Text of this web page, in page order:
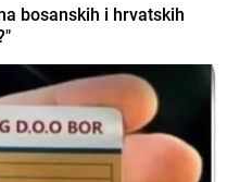
bosanskih i hrvatskih